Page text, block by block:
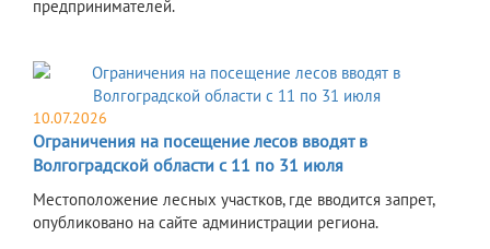
предпринимателей.
10.07.2026
Ограничения на посещение лесов вводят в
Волгоградской области с 11 по 31 июля
Местоположение лесных участков, где вводится запрет,
опубликовано на сайте администрации региона.